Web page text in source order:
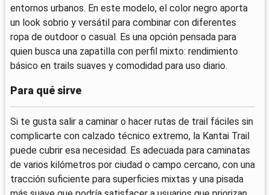
entornos urbanos. En este modelo, el color negro aporta
un look sobrio y versátil para combinar con diferentes
ropa de outdoor o casual. Es una opción pensada para
quien busca una zapatilla con perfil mixto: rendimiento
básico en trails suaves y comodidad para uso diario.
Para qué sirve
Si te gusta salir a caminar o hacer rutas de trail fáciles sin
complicarte con calzado técnico extremo, la Kantai Trail
puede cubrir esa necesidad. Es adecuada para caminatas
de varios kilómetros por ciudad o campo cercano, con una
tracción suficiente para superficies mixtas y una pisada